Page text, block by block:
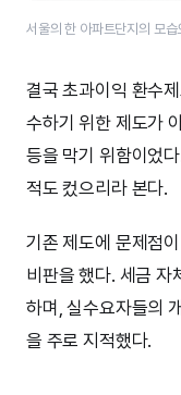
서울의 한 아파트단지의 모
결국 초과이익 환수
수하기 위한 제도가
등을 막기 위함이었
적도 컸으리라 본다.
기존 제도에 문제점
비판을 했다. 세금 자
하며, 실수요자들의
을 주로 지적했다.